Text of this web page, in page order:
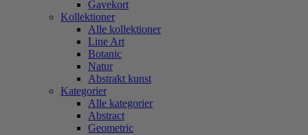
Gavekort
Kollektioner
Alle kollektioner
Line Art
Botanic
Natur
Abstrakt kunst
Kategorier
Alle kategorier
Abstract
Geometric